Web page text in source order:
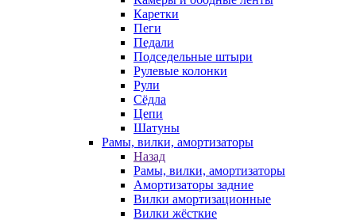
Каретки
Пеги
Педали
Подседельные штыри
Рулевые колонки
Рули
Сёдла
Цепи
Шатуны
Рамы, вилки, амортизаторы
Назад
Рамы, вилки, амортизаторы
Амортизаторы задние
Вилки амортизационные
Вилки жёсткие